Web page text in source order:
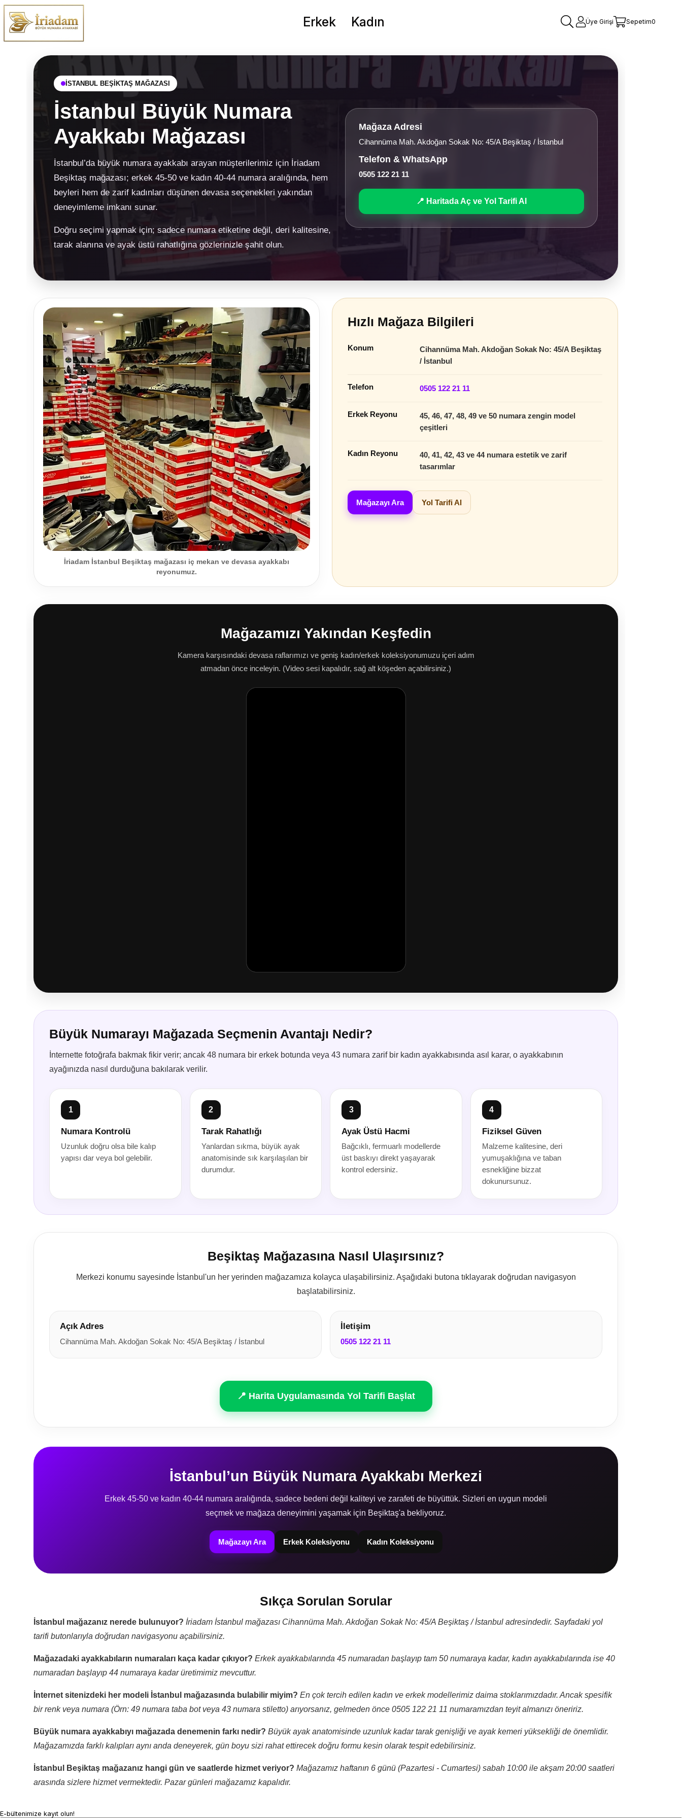
Erkek Kadın Üye Girişi Sepetim0
İSTANBUL BEŞİKTAŞ MAĞAZASI
İstanbul Büyük Numara
Ayakkabı Mağazası
İstanbul’da büyük numara ayakkabı arayan müşterilerimiz için İriadam
Beşiktaş mağazası; erkek 45-50 ve kadın 40-44 numara aralığında, hem
beyleri hem de zarif kadınları düşünen devasa seçenekleri yakından
deneyimleme imkanı sunar.
Doğru seçimi yapmak için; sadece numara etiketine değil, deri kalitesine,
tarak alanına ve ayak üstü rahatlığına gözlerinizle şahit olun.
Mağaza Adresi
Cihannüma Mah. Akdoğan Sokak No: 45/A Beşiktaş / İstanbul
Telefon & WhatsApp
0505 122 21 11
📍 Haritada Aç ve Yol Tarifi Al
İriadam İstanbul Beşiktaş mağazası iç mekan ve devasa ayakkabı
reyonumuz.
Hızlı Mağaza Bilgileri
Konum
Cihannüma Mah. Akdoğan Sokak No: 45/A Beşiktaş
/ İstanbul
Telefon 0505 122 21 11
Erkek Reyonu
45, 46, 47, 48, 49 ve 50 numara zengin model
çeşitleri
Kadın Reyonu
40, 41, 42, 43 ve 44 numara estetik ve zarif
tasarımlar
Mağazayı Ara Yol Tarifi Al
Mağazamızı Yakından Keşfedin
Kamera karşısındaki devasa raflarımızı ve geniş kadın/erkek koleksiyonumuzu içeri adım
atmadan önce inceleyin. (Video sesi kapalıdır, sağ alt köşeden açabilirsiniz.)
Büyük Numarayı Mağazada Seçmenin Avantajı Nedir?
İnternette fotoğrafa bakmak fikir verir; ancak 48 numara bir erkek botunda veya 43 numara zarif bir kadın ayakkabısında asıl karar, o ayakkabının
ayağınızda nasıl durduğuna bakılarak verilir.
1
Numara Kontrolü
Uzunluk doğru olsa bile kalıp
yapısı dar veya bol gelebilir.
2
Tarak Rahatlığı
Yanlardan sıkma, büyük ayak
anatomisinde sık karşılaşılan bir
durumdur.
3
Ayak Üstü Hacmi
Bağcıklı, fermuarlı modellerde
üst baskıyı direkt yaşayarak
kontrol edersiniz.
4
Fiziksel Güven
Malzeme kalitesine, deri
yumuşaklığına ve taban
esnekliğine bizzat
dokunursunuz.
Beşiktaş Mağazasına Nasıl Ulaşırsınız?
Merkezi konumu sayesinde İstanbul'un her yerinden mağazamıza kolayca ulaşabilirsiniz. Aşağıdaki butona tıklayarak doğrudan navigasyon
başlatabilirsiniz.
Açık Adres
Cihannüma Mah. Akdoğan Sokak No: 45/A Beşiktaş / İstanbul
İletişim
0505 122 21 11
📍 Harita Uygulamasında Yol Tarifi Başlat
İstanbul’un Büyük Numara Ayakkabı Merkezi
Erkek 45-50 ve kadın 40-44 numara aralığında, sadece bedeni değil kaliteyi ve zarafeti de büyüttük. Sizleri en uygun modeli
seçmek ve mağaza deneyimini yaşamak için Beşiktaş'a bekliyoruz.
Mağazayı Ara Erkek Koleksiyonu Kadın Koleksiyonu
Sıkça Sorulan Sorular
İstanbul mağazanız nerede bulunuyor? İriadam İstanbul mağazası Cihannüma Mah. Akdoğan Sokak No: 45/A Beşiktaş / İstanbul adresindedir. Sayfadaki yol
tarifi butonlarıyla doğrudan navigasyonu açabilirsiniz.
Mağazadaki ayakkabıların numaraları kaça kadar çıkıyor? Erkek ayakkabılarında 45 numaradan başlayıp tam 50 numaraya kadar, kadın ayakkabılarında ise 40
numaradan başlayıp 44 numaraya kadar üretimimiz mevcuttur.
İnternet sitenizdeki her modeli İstanbul mağazasında bulabilir miyim? En çok tercih edilen kadın ve erkek modellerimiz daima stoklarımızdadır. Ancak spesifik
bir renk veya numara (Örn: 49 numara taba bot veya 43 numara stiletto) arıyorsanız, gelmeden önce 0505 122 21 11 numaramızdan teyit almanızı öneririz.
Büyük numara ayakkabıyı mağazada denemenin farkı nedir? Büyük ayak anatomisinde uzunluk kadar tarak genişliği ve ayak kemeri yüksekliği de önemlidir.
Mağazamızda farklı kalıpları aynı anda deneyerek, gün boyu sizi rahat ettirecek doğru formu kesin olarak tespit edebilirsiniz.
İstanbul Beşiktaş mağazanız hangi gün ve saatlerde hizmet veriyor? Mağazamız haftanın 6 günü (Pazartesi - Cumartesi) sabah 10:00 ile akşam 20:00 saatleri
arasında sizlere hizmet vermektedir. Pazar günleri mağazamız kapalıdır.
E-bültenimize kayıt olun!